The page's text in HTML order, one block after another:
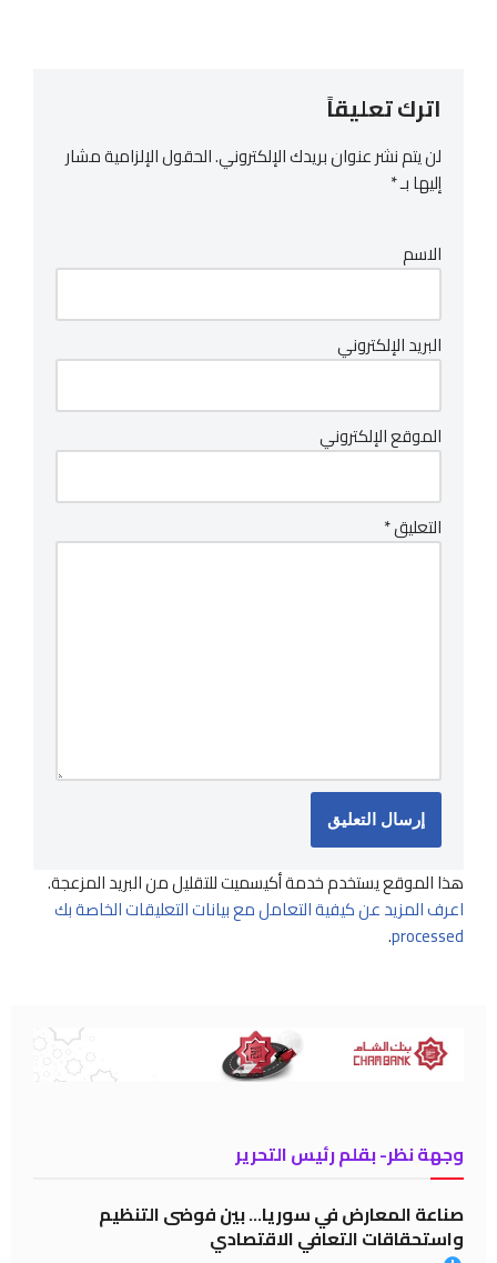
اترك تعليقاً
لن يتم نشر عنوان بريدك الإلكتروني.الحقول الإلزامية مشار
إليها بـ*
الاسم
البريد الإلكتروني
الموقع الإلكتروني
التعليق*
هذا الموقع يستخدم خدمة أكيسميت للتقليل من البريد المزعجة.
اعرف المزيد عن كيفية التعامل مع بيانات التعليقات الخاصة بك
processed
.
وجهة نظر- بقلم رئيس التحرير
صناعة المعارض في سوريا… بين فوضى التنظيم
واستحقاقات التعافي الاقتصادي